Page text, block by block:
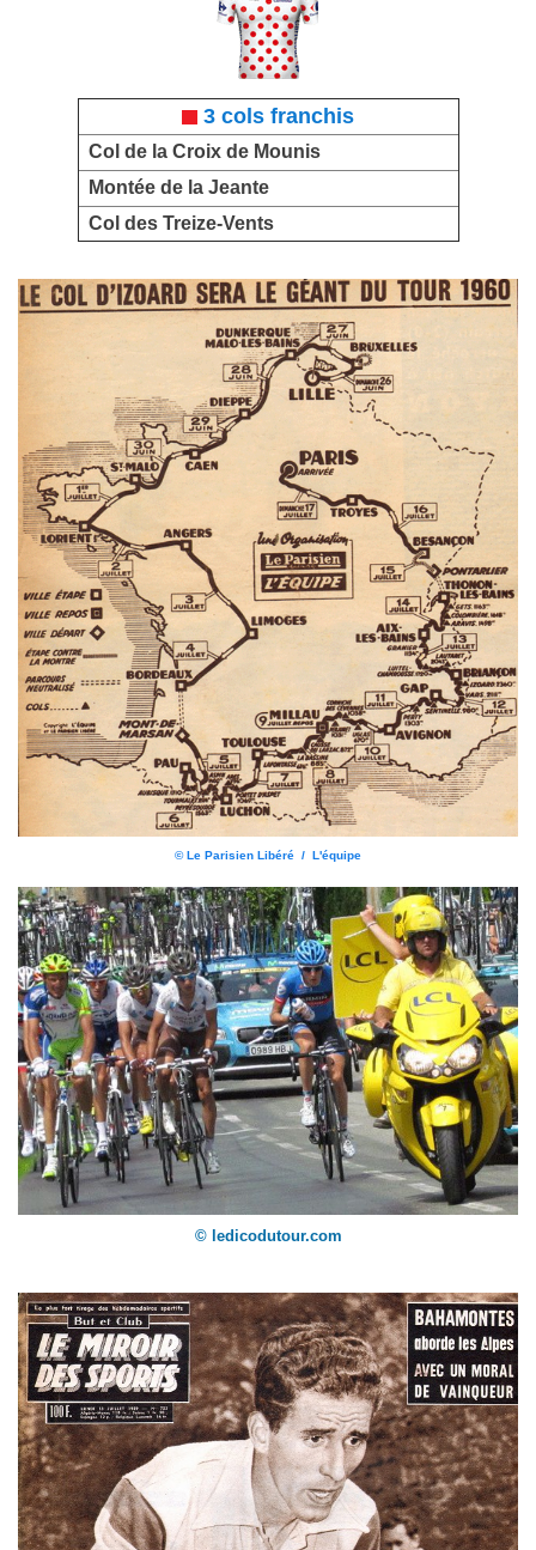
3 cols franchis
Col de la Croix de Mounis
Montée de la Jeante
Col des Treize-Vents
© Le Parisien Libéré / L'équipe
© ledicodutour.com